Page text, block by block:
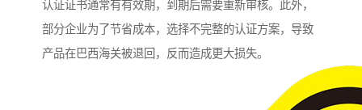
认证证书通常有有效期，到期后需要重新审核。此外，
部分企业为了节省成本，选择不完整的认证方案，导致
产品在巴西海关被退回，反而造成更大损失。